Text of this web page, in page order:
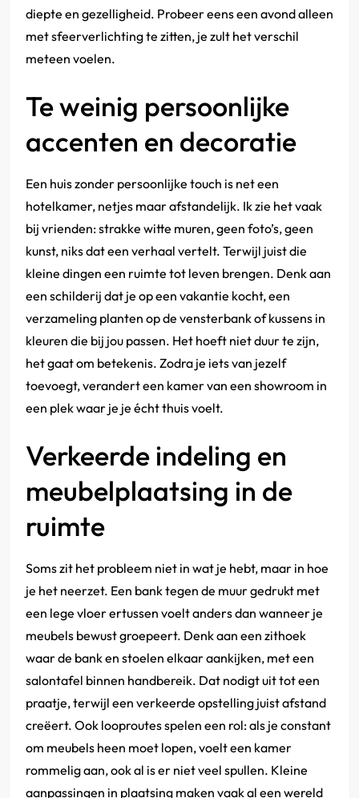
diepte en gezelligheid. Probeer eens een avond alleen
met sfeerverlichting te zitten, je zult het verschil
meteen voelen.
Te weinig persoonlijke
accenten en decoratie
Een huis zonder persoonlijke touch is net een
hotelkamer, netjes maar afstandelijk. Ik zie het vaak
bij vrienden: strakke witte muren, geen foto’s, geen
kunst, niks dat een verhaal vertelt. Terwijl juist die
kleine dingen een ruimte tot leven brengen. Denk aan
een schilderij dat je op een vakantie kocht, een
verzameling planten op de vensterbank of kussens in
kleuren die bij jou passen. Het hoeft niet duur te zijn,
het gaat om betekenis. Zodra je iets van jezelf
toevoegt, verandert een kamer van een showroom in
een plek waar je je écht thuis voelt.
Verkeerde indeling en
meubelplaatsing in de
ruimte
Soms zit het probleem niet in wat je hebt, maar in hoe
je het neerzet. Een bank tegen de muur gedrukt met
een lege vloer ertussen voelt anders dan wanneer je
meubels bewust groepeert. Denk aan een zithoek
waar de bank en stoelen elkaar aankijken, met een
salontafel binnen handbereik. Dat nodigt uit tot een
praatje, terwijl een verkeerde opstelling juist afstand
creëert. Ook looproutes spelen een rol: als je constant
om meubels heen moet lopen, voelt een kamer
rommelig aan, ook al is er niet veel spullen. Kleine
aanpassingen in plaatsing maken vaak al een wereld